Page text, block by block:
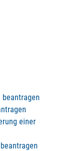
beantragen
einer